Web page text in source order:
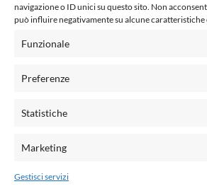
navigazione o ID unici su questo sito. Non
può influire negativamente su alcune caratteristiche
Funzionale
Preferenze
Statistiche
Marketing
Gestisci servizi
Questo blog non rappresenta una
quanto viene aggiornato senza alcuna
legge n° 62 del 7.03.2001. L'autore non
email: